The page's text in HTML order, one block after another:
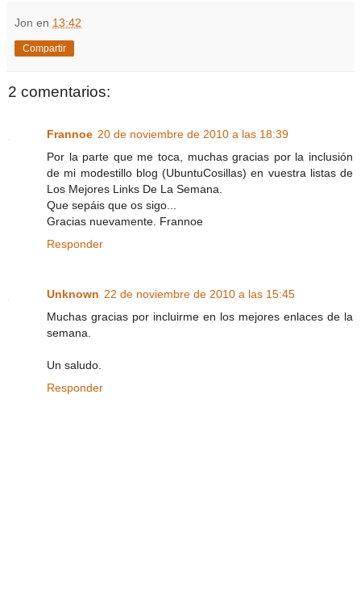
Jon en 13:42
Compartir
2 comentarios:
Frannoe 20 de noviembre de 2010 a las 18:39
Por la parte que me toca, muchas gracias por la inclusión
de mi modestillo blog (UbuntuCosillas) en vuestra listas de
Los Mejores Links De La Semana.
Que sepáis que os sigo...
Gracias nuevamente. Frannoe
Responder
Unknown 22 de noviembre de 2010 a las 15:45
Muchas gracias por incluirme en los mejores enlaces de la
semana.
Un saludo.
Responder